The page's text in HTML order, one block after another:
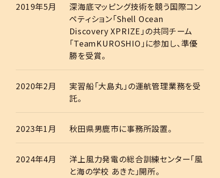
2019年5月
深海底マッピング技術を競う国際コン
ペティション「Shell Ocean
Discovery XPRIZE」の共同チーム
「TeamKUROSHIO」に参加し、準優
勝を受賞。
2020年2月
実習船「大島丸」の運航管理業務を受
託。
2023年1月 秋田県男鹿市に事務所設置。
2024年4月
洋上風力発電の総合訓練センター「風
と海の学校 あきた」開所。